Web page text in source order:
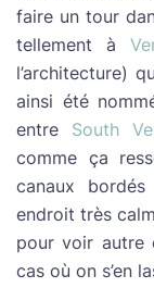
faire un tour
tellement à
l’architecture)
ainsi été
entre South
comme ça
canaux
endroit très
pour voir autre
cas où on s’en